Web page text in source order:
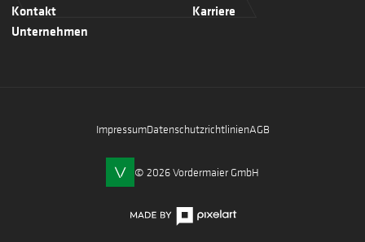
Kontakt
Unternehmen
Karriere
ImpressumDatenschutzrichtlinienAGB
© 2026 Vordermaier GmbH